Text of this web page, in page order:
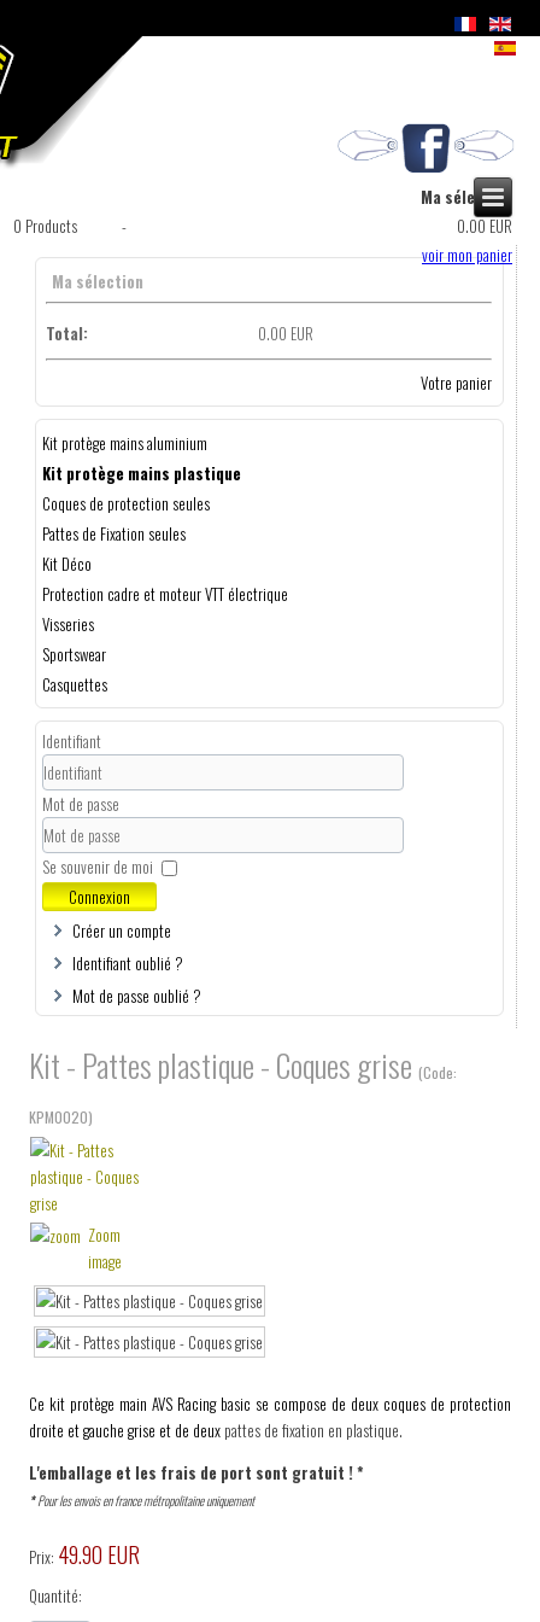
Ma sélection
0 Products -
0.00 EUR
voir mon panier
Ma sélection
Total: 0.00 EUR
Votre panier
Kit protège mains aluminium
Kit protège mains plastique
Coques de protection seules
Pattes de Fixation seules
Kit Déco
Protection cadre et moteur VTT électrique
Visseries
Sportswear
Casquettes
Identifiant
Mot de passe
Se souvenir de moi
Connexion
Créer un compte
Identifiant oublié ?
Mot de passe oublié ?
Kit - Pattes plastique - Coques grise(Code:
KPM0020)
Zoom
image
Ce kit protège main AVS Racing basic se compose de deux coques de protection
droite et gauche grise et de deux pattes de fixation en plastique.
L'emballage et les frais de port sont gratuit ! *
*Pour les envois en france métropolitaine uniquement
Prix: 49.90 EUR
Quantité: